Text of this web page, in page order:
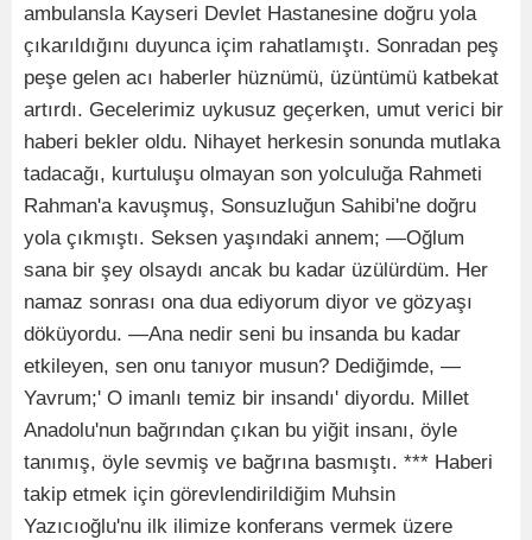
ambulansla Kayseri Devlet Hastanesine doğru yola
çıkarıldığını duyunca içim rahatlamıştı. Sonradan peş
peşe gelen acı haberler hüznümü, üzüntümü katbekat
artırdı. Gecelerimiz uykusuz geçerken, umut verici bir
haberi bekler oldu. Nihayet herkesin sonunda mutlaka
tadacağı, kurtuluşu olmayan son yolculuğa Rahmeti
Rahman'a kavuşmuş, Sonsuzluğun Sahibi'ne doğru
yola çıkmıştı. Seksen yaşındaki annem; —Oğlum
sana bir şey olsaydı ancak bu kadar üzülürdüm. Her
namaz sonrası ona dua ediyorum diyor ve gözyaşı
döküyordu. —Ana nedir seni bu insanda bu kadar
etkileyen, sen onu tanıyor musun? Dediğimde, —
Yavrum;' O imanlı temiz bir insandı' diyordu. Millet
Anadolu'nun bağrından çıkan bu yiğit insanı, öyle
tanımış, öyle sevmiş ve bağrına basmıştı. *** Haberi
takip etmek için görevlendirildiğim Muhsin
Yazıcıoğlu'nu ilk ilimize konferans vermek üzere